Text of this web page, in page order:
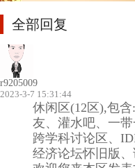
全部回复
r9205009
2023-3-7 15:31:44
休闲区(12区),包
友、灌水吧、一带
跨学科讨论区、
经济论坛怀旧版